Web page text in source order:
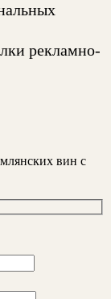
рекламно-
вин с